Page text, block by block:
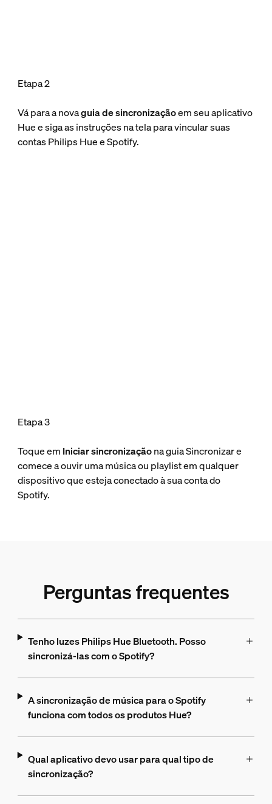
Etapa 2
Vá para a novaguia de sincronizaçãoem seu aplicativo
Hue e siga as instruções na tela para vincular suas
contas Philips Hue e Spotify.
Etapa 3
Toque em Iniciar sincronizaçãona guia Sincronizar e
comece a ouvir uma música ou playlist em qualquer
dispositivo que esteja conectado à sua conta do
Spotify.
Perguntas frequentes
Tenho luzes Philips Hue Bluetooth. Posso
sincronizá-las com o Spotify?
A sincronização de música para o Spotify
funciona com todos os produtos Hue?
Qual aplicativo devo usar para qual tipo de
sincronização?